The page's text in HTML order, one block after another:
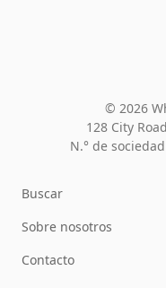
© 2026
128 City
N.° de
Buscar
Sobre nosotros
Contacto